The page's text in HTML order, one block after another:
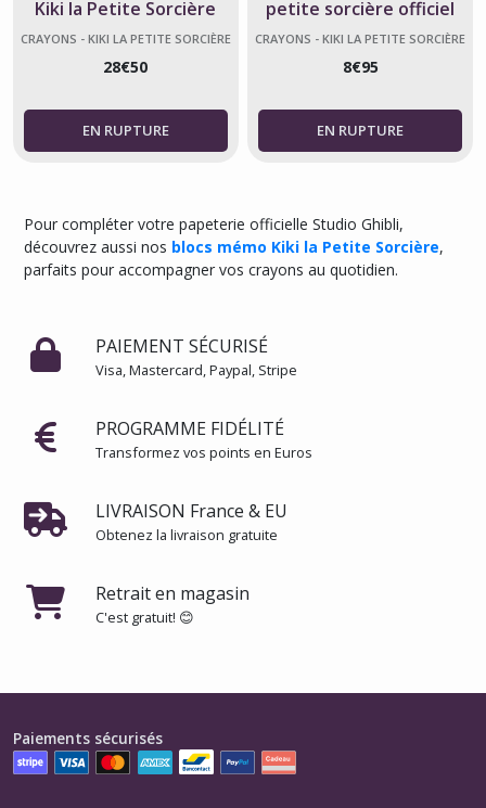
Kiki la Petite Sorcière
CRAYONS - KIKI LA PETITE SORCIÈRE
28€50
petite sorcière officiel
CRAYONS - KIKI LA PETITE SORCIÈRE
8€95
Pour compléter votre papeterie officielle Studio Ghibli,
découvrez aussi nos blocs mémo Kiki la Petite Sorcière,
parfaits pour accompagner vos crayons au quotidien.
PAIEMENT SÉCURISÉ
Visa, Mastercard, Paypal, Stripe
PROGRAMME FIDÉLITÉ
Transformez vos points en Euros
LIVRAISON France & EU
Obtenez la livraison gratuite
Retrait en magasin
C'est gratuit! 😊
la
petite
Crayons
-
petite
sorcière
(2)
Kiki
lettre
petite
(2)
Paiements sécurisés